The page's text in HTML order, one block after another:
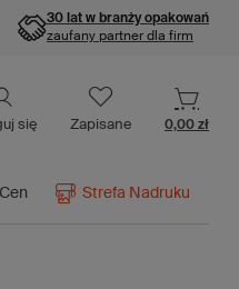
30 lat w branży opakowań
zaufany partner dla firm
się Zapisane 0,00 zł
Strefa Nadruku